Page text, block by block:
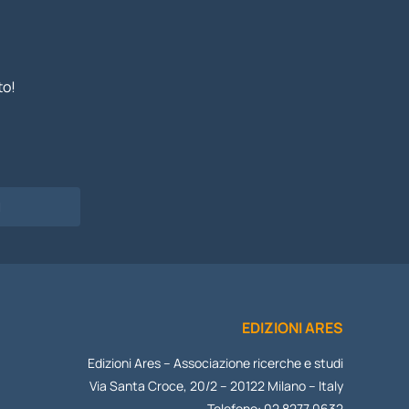
EDIZIONI ARES
Edizioni Ares – Associazione ricerche e studi
Via Santa Croce, 20/2 – 20122 Milano – Italy